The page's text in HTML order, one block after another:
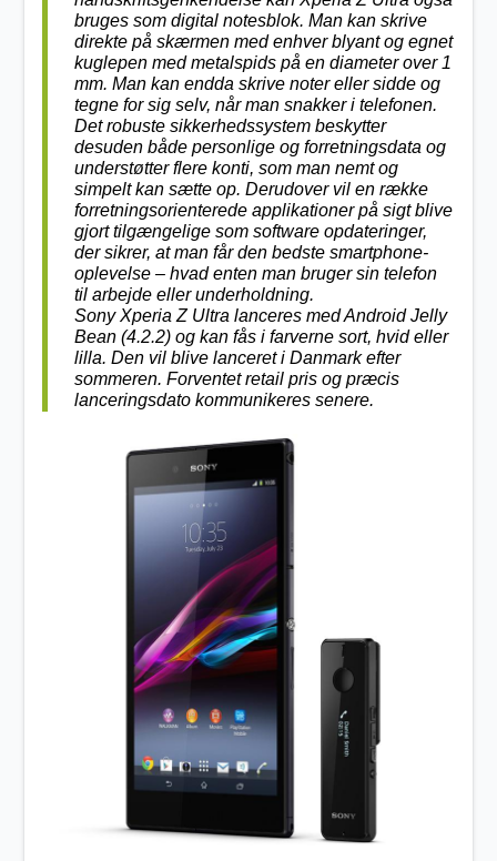
bruges som digital notesblok. Man kan skrive
direkte på skærmen med enhver blyant og egnet
kuglepen med metalspids på en diameter over 1
mm. Man kan endda skrive noter eller sidde og
tegne for sig selv, når man snakker i telefonen.
Det robuste sikkerhedssystem beskytter
desuden både personlige og forretningsdata og
understøtter flere konti, som man nemt og
simpelt kan sætte op. Derudover vil en række
forretningsorienterede applikationer på sigt blive
gjort tilgængelige som software opdateringer,
der sikrer, at man får den bedste smartphone-
oplevelse – hvad enten man bruger sin telefon
til arbejde eller underholdning.
Sony Xperia Z Ultra lanceres med Android Jelly
Bean (4.2.2) og kan fås i farverne sort, hvid eller
lilla. Den vil blive lanceret i Danmark efter
sommeren. Forventet retail pris og præcis
lanceringsdato kommunikeres senere.